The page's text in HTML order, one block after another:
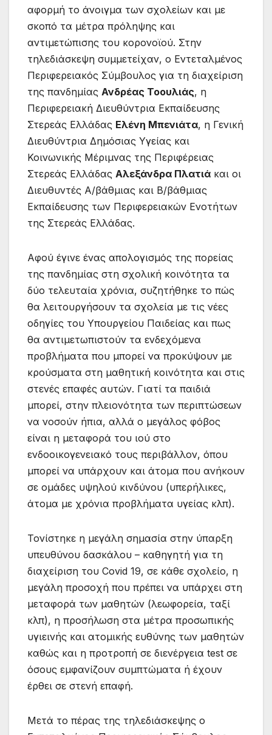
αφορμή το άνοιγμα των σχολείων και με
σκοπό τα μέτρα πρόληψης και
αντιμετώπισης του κορονοϊού. Στην
τηλεδιάσκεψη συμμετείχαν, ο Εντεταλμένος
Περιφερειακός Σύμβουλος για τη διαχείριση
της πανδημίας Ανδρέας Τοουλιάς, η
Περιφερειακή Διευθύντρια Εκπαίδευσης
Στερεάς Ελλάδας Ελένη Μπενιάτα, η Γενική
Διευθύντρια Δημόσιας Υγείας και
Κοινωνικής Μέριμνας της Περιφέρειας
Στερεάς Ελλάδας Αλεξάνδρα Πλατιά και οι
Διευθυντές Α/βάθμιας και Β/βάθμιας
Εκπαίδευσης των Περιφερειακών Ενοτήτων
της Στερεάς Ελλάδας.
Αφού έγινε ένας απολογισμός της πορείας
της πανδημίας στη σχολική κοινότητα τα
δύο τελευταία χρόνια, συζητήθηκε το πώς
θα λειτουργήσουν τα σχολεία με τις νέες
οδηγίες του Υπουργείου Παιδείας και πως
θα αντιμετωπιστούν τα ενδεχόμενα
προβλήματα που μπορεί να προκύψουν με
κρούσματα στη μαθητική κοινότητα και στις
στενές επαφές αυτών. Γιατί τα παιδιά
μπορεί, στην πλειονότητα των περιπτώσεων
να νοσούν ήπια, αλλά ο μεγάλος φόβος
είναι η μεταφορά του ιού στο
ενδοοικογενειακό τους περιβάλλον, όπου
μπορεί να υπάρχουν και άτομα που ανήκουν
σε ομάδες υψηλού κινδύνου (υπερήλικες,
άτομα με χρόνια προβλήματα υγείας κλπ).
Τονίστηκε η μεγάλη σημασία στην ύπαρξη
υπευθύνου δασκάλου – καθηγητή για τη
διαχείριση του Covid 19, σε κάθε σχολείο, η
μεγάλη προσοχή που πρέπει να υπάρχει στη
μεταφορά των μαθητών (λεωφορεία, ταξί
κλπ), η προσήλωση στα μέτρα προσωπικής
υγιεινής και ατομικής ευθύνης των μαθητών
καθώς και η προτροπή σε διενέργεια test σε
όσους εμφανίζουν συμπτώματα ή έχουν
έρθει σε στενή επαφή.
Μετά το πέρας της τηλεδιάσκεψης ο